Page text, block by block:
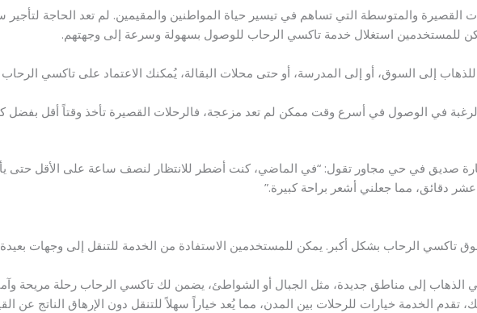
القصيرة والمتوسطة التي تساهم في تيسير حياة المواطنين والمقيمين. لم تعد الحاجة لتأجير
للمستخدمين استغلال خدمة تاكسي الرحاب للوصول بسهولة وسرعة إلى وجهتهم.
إلى السوق، أو إلى المدرسة، أو حتى محلات البقالة، يُمكنك الاعتماد على تاكسي الرحاب
في الوصول في أسرع وقت ممكن لم تعد مزعجة، فالرحلات القصيرة تأخذ وقتاً أقل بفضل
صديق في حي مجاور تقول: “في الماضي، كنت أضطر للانتظار لنصف ساعة على الأقل حتى
دقائق، مما جعلني أشعر براحة كبيرة.”
تاكسي الرحاب بشكل أكبر. يمكن للمستخدمين الاستفادة من الخدمة للتنقل إلى وجهات
الذهاب إلى مناطق جديدة، مثل الجبال أو الشواطئ، يضمن لك تاكسي الرحاب رحلة مريحة
تقدم الخدمة خيارات للرحلات بين المدن، مما يُعد خياراً سهلاً للتنقل دون الإرهاق الناتج عن